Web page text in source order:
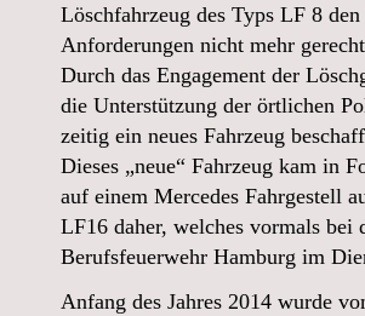
Löschfahrzeug des Typs LF 8 den
Anforderungen nicht mehr
Durch das Engagement der
die Unterstützung der örtlichen
zeitig ein neues Fahrzeug
Dieses „neue“ Fahrzeug kam in
auf einem Mercedes Fahrgestell
LF16 daher, welches vormals bei
Berufsfeuerwehr Hamburg im
Anfang des Jahres 2014 wurde